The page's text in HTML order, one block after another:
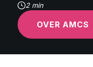
2 min
OVER AMCS